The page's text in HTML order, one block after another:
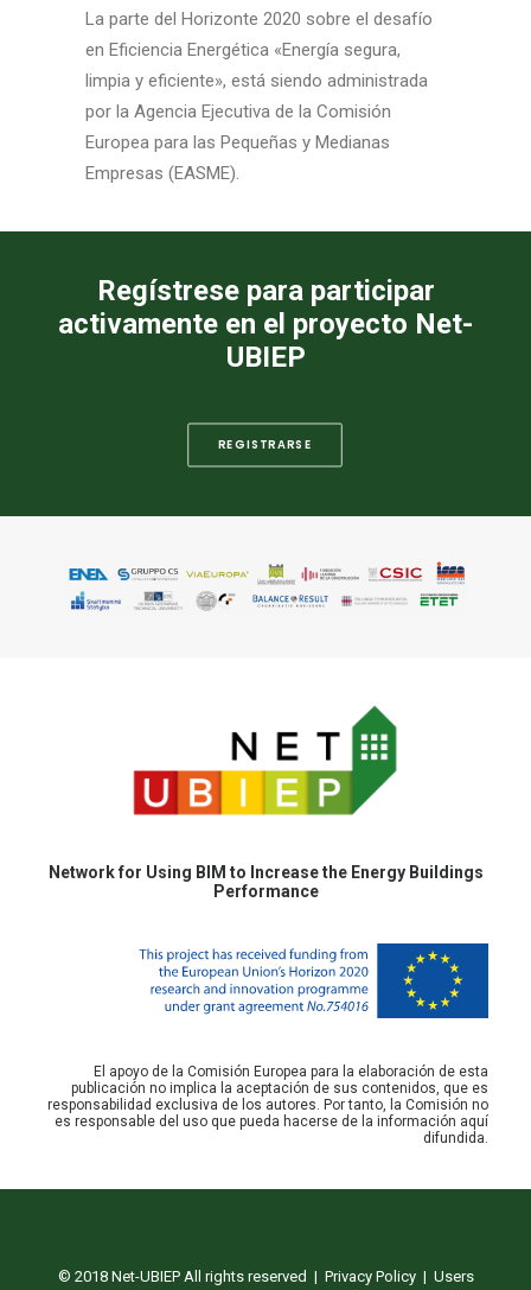
La parte del Horizonte 2020 sobre el desafío
en Eficiencia Energética «Energía segura,
limpia y eficiente», está siendo administrada
por la Agencia Ejecutiva de la Comisión
Europea para las Pequeñas y Medianas
Empresas (EASME).
Regístrese para participar
activamente en el proyecto Net-
UBIEP
REGISTRARSE
Network for Using BIM to Increase the Energy Buildings
Performance
El apoyo de la Comisión Europea para la elaboración de esta
publicación no implica la aceptación de sus contenidos, que es
responsabilidad exclusiva de los autores. Por tanto, la Comisión no
es responsable del uso que pueda hacerse de la información aquí
difundida.
© 2018 Net-UBIEP All rights reserved | Privacy Policy| Users